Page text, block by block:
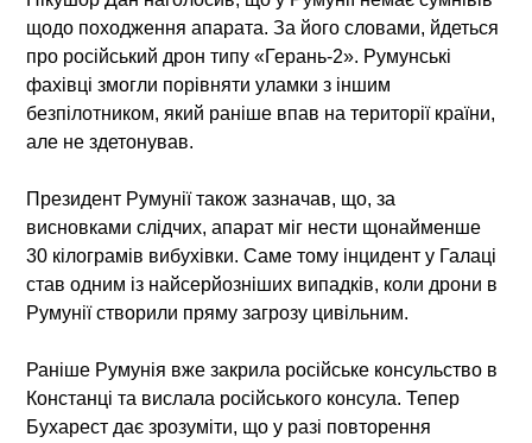
щодо походження апарата. За його словами, йдеться
про російський дрон типу «Герань-2». Румунські
фахівці змогли порівняти уламки з іншим
безпілотником, який раніше впав на території країни,
але не здетонував.
Президент Румунії також зазначав, що, за
висновками слідчих, апарат міг нести щонайменше
30 кілограмів вибухівки. Саме тому інцидент у Галаці
став одним із найсерйозніших випадків, коли дрони в
Румунії створили пряму загрозу цивільним.
Раніше Румунія вже закрила російське консульство в
Констанці та вислала російського консула. Тепер
Бухарест дає зрозуміти, що у разі повторення